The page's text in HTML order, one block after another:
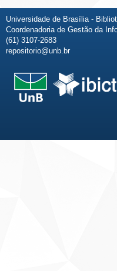
Universidade de Brasília -
Coordenadoria de Gestão da
(61) 3107-2683
repositorio@unb.br